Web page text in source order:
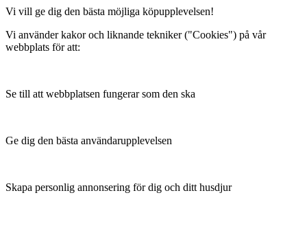
Vi vill ge dig den bästa möjliga köpupplevelsen!
Vi använder kakor och liknande tekniker ("Cookies") på vår
webbplats för att:
Se till att webbplatsen fungerar som den ska
Ge dig den bästa användarupplevelsen
Skapa personlig annonsering för dig och ditt husdjur